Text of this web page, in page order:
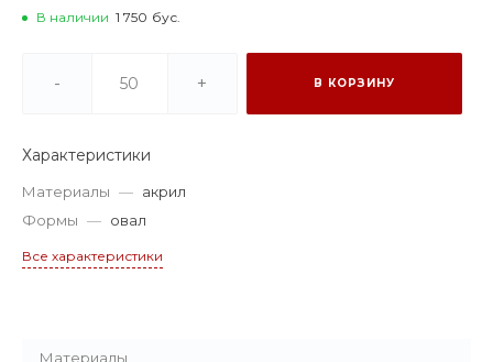
В наличии 1 750 бус.
- + В КОРЗИНУ
Характеристики
Материалы — акрил
Формы — овал
Все характеристики
Материалы